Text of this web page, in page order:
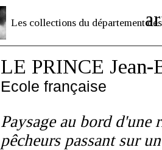
Les collections du département des
LE PRINCE Jean-
Ecole française
Paysage au bord d'une
pêcheurs passant sur